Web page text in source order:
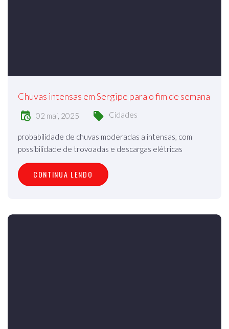
Chuvas intensas em Sergipe para o fim de semana
02 mai, 2025 Cidades
probabilidade de chuvas moderadas a intensas, com
possibilidade de trovoadas e descargas elétricas
CONTINUA LENDO